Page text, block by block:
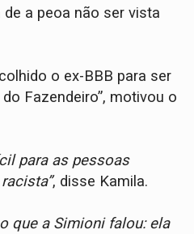
a peoa não ser vista
o ex-BBB para ser
Fazendeiro”, motivou o
para as pessoas
, disse Kamila.
o que a Simioni falou: ela